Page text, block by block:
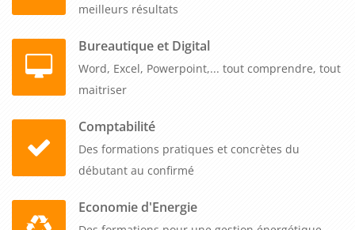
meilleurs résultats
Bureautique et Digital
Word, Excel, Powerpoint,... tout comprendre, tout
maitriser
Comptabilité
Des formations pratiques et concrètes du
débutant au confirmé
Economie d'Energie